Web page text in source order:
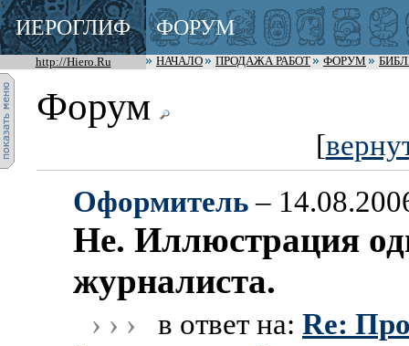
ИЕРОГЛИФ ФОРУМ
http://Hiero.Ru НАЧАЛО ПРОДАЖА РАБОТ ФОРУМ
Форум
[
Оформитель–
Не. Иллюстрация
журналиста.
› › › в ответ на: Re: